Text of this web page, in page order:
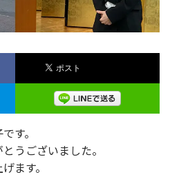
す。
うございました。
ます。